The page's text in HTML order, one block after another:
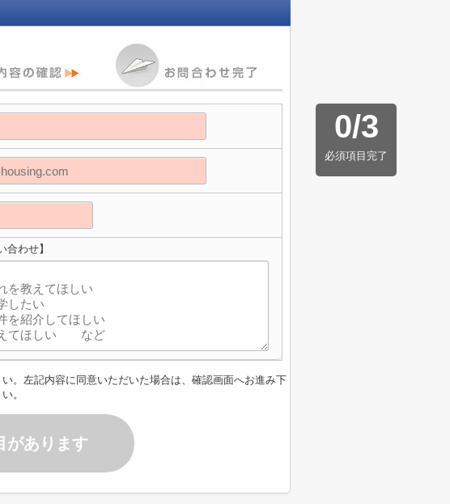
0/3
必須項目完了
合わせ】
。左記内容に同意いただいた場合は、確認画面へお進み下
。
があります